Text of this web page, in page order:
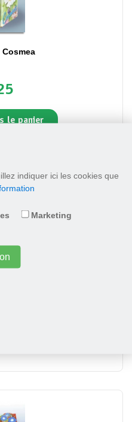
indiquer ici les cookies que
Marketing
le panier